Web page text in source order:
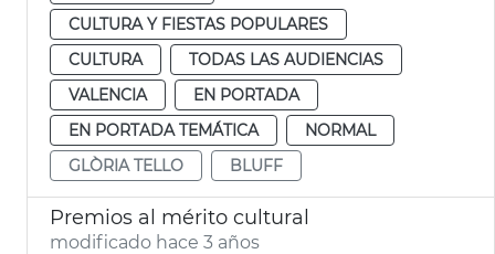
CULTURA Y FIESTAS POPULARES
CULTURA
TODAS LAS AUDIENCIAS
VALENCIA
EN PORTADA
EN PORTADA TEMÁTICA
NORMAL
GLÒRIA TELLO
BLUFF
Premios al mérito cultural
modificado hace 3 años